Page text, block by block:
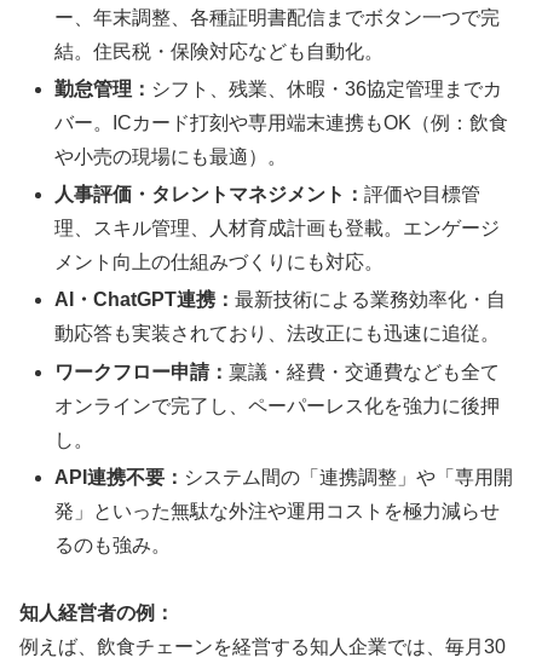
ー、年末調整、各種証明書配信までボタン一つで完
結。住民税・保険対応なども自動化。
勤怠管理： シフト、残業、休暇・36協定管理までカ
バー。ICカード打刻や専用端末連携もOK（例：飲食
や小売の現場にも最適）。
人事評価・タレントマネジメント：評価や目標管
理、スキル管理、人材育成計画も登載。エンゲージ
メント向上の仕組みづくりにも対応。
AI・ChatGPT連携：最新技術による業務効率化・自
動応答も実装されており、法改正にも迅速に追従。
ワークフロー申請：稟議・経費・交通費なども全て
オンラインで完了し、ペーパーレス化を強力に後押
し。
API連携不要： システム間の「連携調整」や「専用開
発」といった無駄な外注や運用コストを極力減らせ
るのも強み。
知人経営者の例：
例えば、飲食チェーンを経営する知人企業では、毎月30